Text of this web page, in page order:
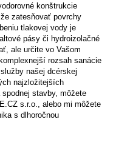
konštrukcie
zatesňovať povrchy
tlakovej vody je
pásy či hydroizolačné
ale určite vo Vašom
rozsah sanácie
našej dcérskej
najzložitejších
stavby, môžete
s.r.o., alebo mi môžete
s dlhoročnou